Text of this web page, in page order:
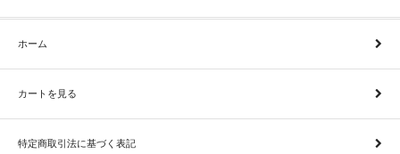
ホーム
カートを見る
特定商取引法に基づく表記